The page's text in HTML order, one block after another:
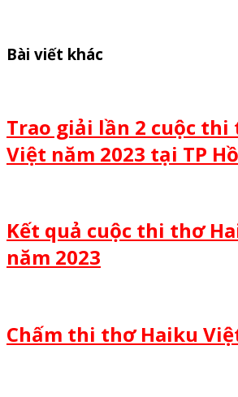
Bài viết khác
Trao giải lần 2 cuộc thi
Việt năm 2023 tại TP
Kết quả cuộc thi thơ
năm 2023
Chấm thi thơ Haiku